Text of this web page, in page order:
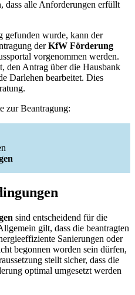
dass alle Anforderungen erfüllt
gefunden wurde, kann der
derKfW Förderung
vorgenommen werden.
den Antrag über die Hausbank
Darlehen bearbeitet. Dies
zur Beantragung:
sind entscheidend für die
gilt, dass die beantragten
Sanierungen oder
begonnen worden sein dürfen,
stellt sicher, dass die
optimal umgesetzt werden